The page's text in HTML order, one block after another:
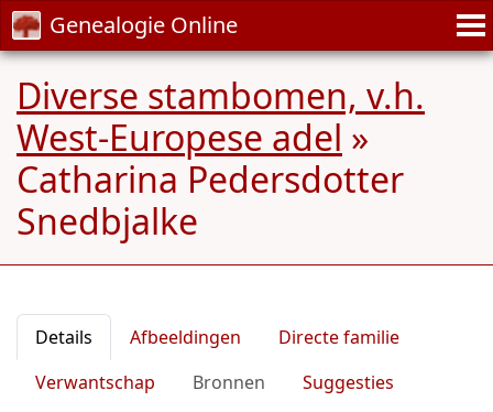
Genealogie Online
Diverse stambomen, v.h.
West-Europese adel »
Catharina Pedersdotter
Snedbjalke
Details Afbeeldingen
Directe familie
Verwantschap
Bronnen
Suggesties